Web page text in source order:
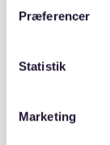
Præferencer
Statistik
Marketing
2
Ekstern